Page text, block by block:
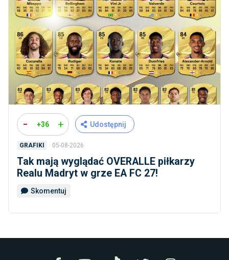
- +36 + Udostępnij
GRAFIKI 05-08-2026
Tak mają wyglądać OVERALLE piłkarzy
Realu Madryt w grze EA FC 27!
Skomentuj